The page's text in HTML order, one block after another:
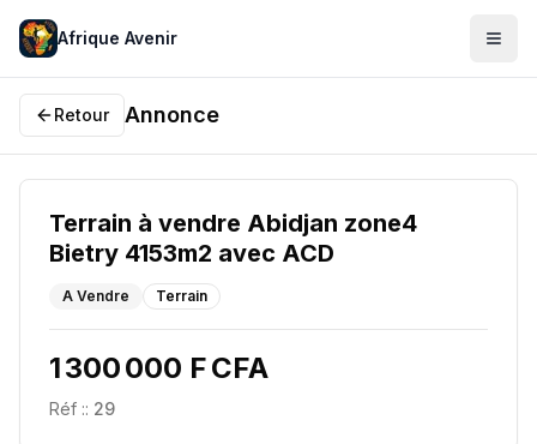
Afrique Avenir
Retour Annonce
Terrain à vendre Abidjan zone4
Bietry 4153m2 avec ACD
A Vendre Terrain
1 300 000 F CFA
Réf :: 29